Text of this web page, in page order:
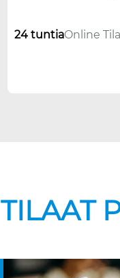
24 tuntiaOnline
TILAAT